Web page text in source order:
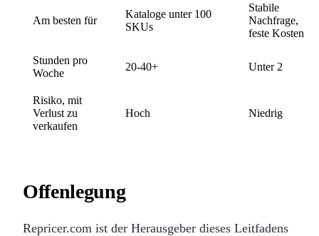
Am besten für
Kataloge unter 100
SKUs
Stabile
Nachfrage,
feste Kosten
Stunden pro
Woche
20-40+ Unter 2
Risiko, mit
Verlust zu
verkaufen
Hoch Niedrig
Offenlegung
Repricer.com ist der Herausgeber dieses Leitfadens